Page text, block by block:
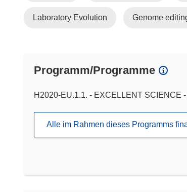
Laboratory Evolution Genome
Programm/Programme
H2020-EU.1.1. - EXCELLENT SCIENCE
Alle im Rahmen dieses Programms